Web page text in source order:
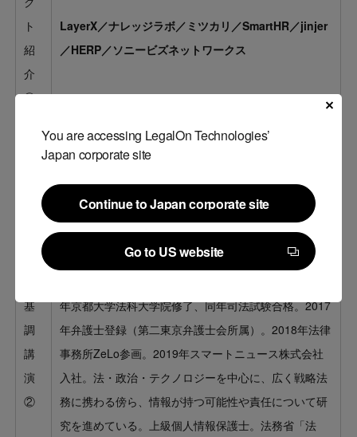
You are accessing LegalOn Technologies’
Japan corporate site
Continue to Japan corporate site
Continue to Japan corporate site
Go to US website
Go to US website
ト
紹
介
①
LayerX／ナレッジラボ／ミツカリ／SmartHR／jinjer
／HERP／ソニービズネットワークス
基
調
講
演
②
＜生成AIツールの利活用と法的リスク：最新動向と対
策＞30分
講演者：法律事務所ZeLo・外国法共同事業 弁護士
年京都大学法科大学院修了、同年司法試験合格。2017
年弁護士登録（第二東京弁護士会所属）。2018年法律
事務所ZeLo参画。2019年スマートニュース株式会社
入社。法・政治・テクノロジーを中心に、広く戦略法
務に携わる傍ら、情報が持つ可能性や責任について研
究を進めている。上級個人情報保護士。法務省「法